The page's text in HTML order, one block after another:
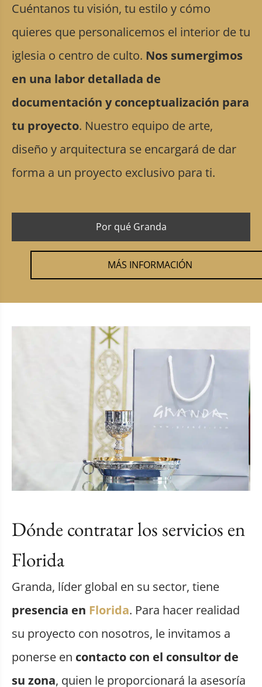
Cuéntanos tu visión, tu estilo y cómo
quieres que personalicemos el interior de tu
iglesia o centro de culto. Nos sumergimos
en una labor detallada de
documentación y conceptualización para
tu proyecto. Nuestro equipo de arte,
diseño y arquitectura se encargará de dar
forma a un proyecto exclusivo para ti.
Por qué Granda
MÁS INFORMACIÓN
Dónde contratar los servicios en
Florida
Granda, líder global en su sector, tiene
presencia en Florida. Para hacer realidad
su proyecto con nosotros, le invitamos a
ponerse en contacto con el consultor de
su zona, quien le proporcionará la asesoría